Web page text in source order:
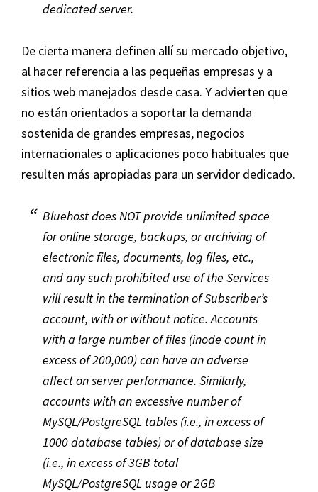
dedicated server.
De cierta manera definen allí su mercado objetivo,
al hacer referencia a las pequeñas empresas y a
sitios web manejados desde casa. Y advierten que
no están orientados a soportar la demanda
sostenida de grandes empresas, negocios
internacionales o aplicaciones poco habituales que
resulten más apropiadas para un servidor dedicado.
Bluehost does NOT provide unlimited space
for online storage, backups, or archiving of
electronic files, documents, log files, etc.,
and any such prohibited use of the Services
will result in the termination of Subscriber’s
account, with or without notice. Accounts
with a large number of files (inode count in
excess of 200,000) can have an adverse
affect on server performance. Similarly,
accounts with an excessive number of
MySQL/PostgreSQL tables (i.e., in excess of
1000 database tables) or of database size
(i.e., in excess of 3GB total
MySQL/PostgreSQL usage or 2GB